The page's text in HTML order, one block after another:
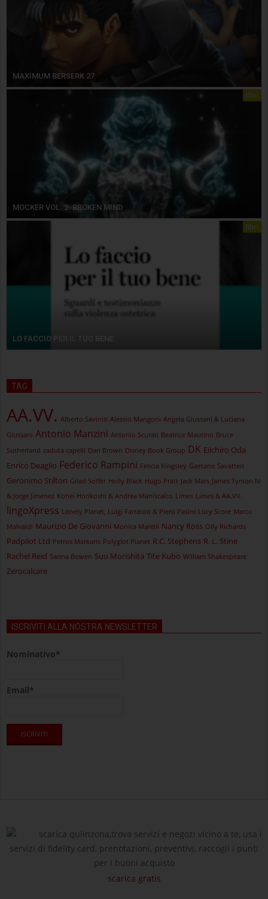
MAXIMUM BERSERK 27
libri
MOCKER VOL. 2. BROKEN MIND
libri
LO FACCIO PER IL TUO BENE
TAG
AA.VV. Alberto Savinio Alessio Mangoni Angela Giussani & Luciana
Giussani Antonio Manzini Antonio Scurati Beatrice Mautino Bruce
Sutherland caduta capelli Dan Brown Disney Book Group DK Eiichiro Oda
Enrico Deaglio Federico Rampini Felicia Kingsley Gaetano Savatteri
Geronimo Stilton Gilad Soffer Holly Black Hugo Pratt Jack Mars James Tynion IV
& Jorge Jimenez Kohei Horikoshi & Andrea Maniscalco Limes Limes & AA.VV.
lingoXpress Lonely Planet, Luigi Farrauto & Piero Pasini Lucy Score Marco
Malvaldi Maurizio De Giovanni Monica Marelli Nancy Ross Olly Richards
Padpilot Ltd Petros Markaris Polyglot Planet R.C. Stephens R. L. Stine
Rachel Reid Sarina Bowen Suu Morishita Tite Kubo William Shakespeare
Zerocalcare
ISCRIVITI ALLA NOSTRA NEWSLETTER
Nominativo*
Email*
scarica quiinzona,trova servizi e negozi vicino a te, usa i
servizi di fidelity card, prenotazioni, preventivi, raccogli i punti
per i buoni acquisto
scarica gratis